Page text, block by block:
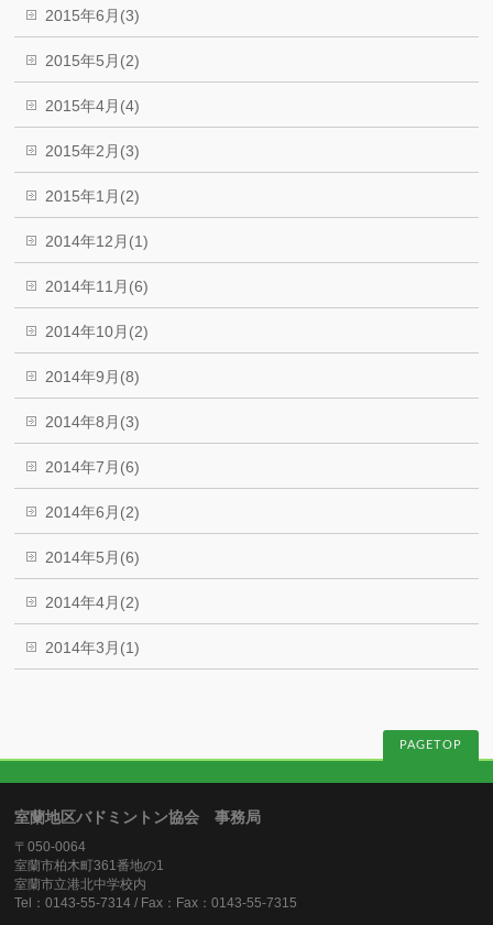
2015年6月(3)
2015年5月(2)
2015年4月(4)
2015年2月(3)
2015年1月(2)
2014年12月(1)
2014年11月(6)
2014年10月(2)
2014年9月(8)
2014年8月(3)
2014年7月(6)
2014年6月(2)
2014年5月(6)
2014年4月(2)
2014年3月(1)
PAGETOP
室蘭地区バドミントン協会 事務局
〒050-0064
室蘭市柏木町361番地の1
室蘭市立港北中学校内
Tel：0143-55-7314 / Fax：Fax：0143-55-7315